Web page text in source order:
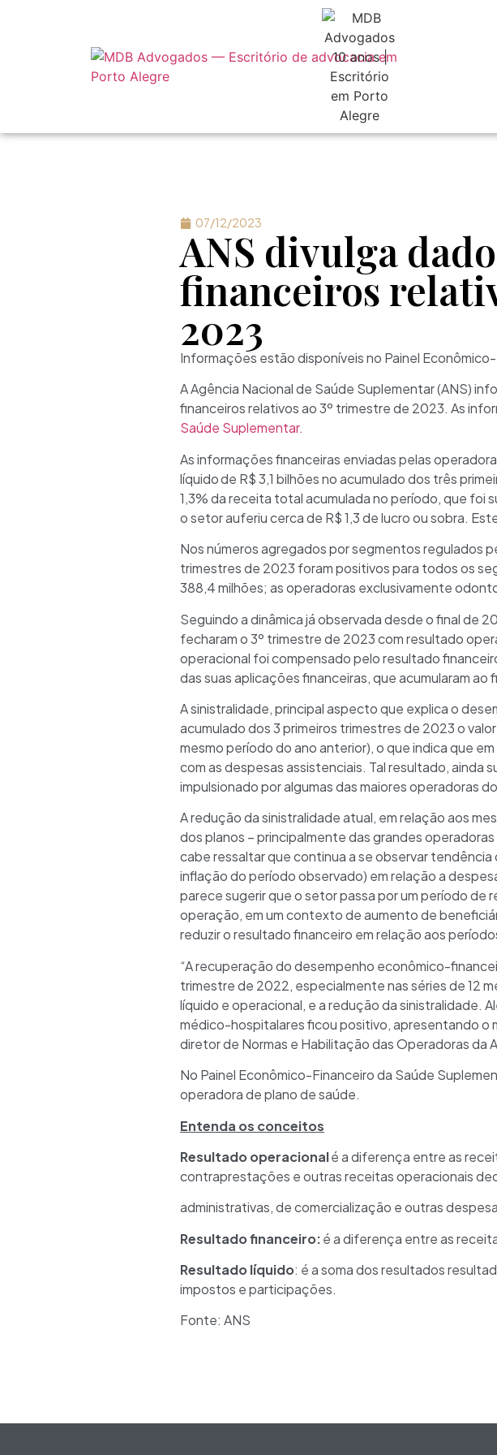
07/12/2023
ANS divulga
financeiros
2023
Informações estão disponíveis no Painel
A Agência Nacional de Saúde Suplementar (ANS)
financeiros relativos ao 3º trimestre de 2023. As
Saúde Suplementar.
As informações financeiras enviadas pelas
líquidode R$ 3,1 bilhões no acumulado dos três
1,3% da receita total acumulada no período, que foi
o setor auferiu cerca de R$ 1,3 de lucro ou sobra.
Nos números agregados por segmentos regulados
trimestres de 2023 foram positivos para todos os
388,4 milhões; as operadoras exclusivamente
Seguindo a dinâmica já observada desde o final de
fecharam o 3º trimestre de 2023 com resultado
operacional foi compensado pelo resultado
das suas aplicações financeiras, que acumularam ao
A sinistralidade, principal aspecto que explica o
acumulado dos 3 primeiros trimestres de 2023 o
mesmo período do ano anterior), o que indica que
com as despesas assistenciais. Tal resultado,
impulsionado por algumas das maiores operadoras
A redução da sinistralidade atual, em relação aos
dos planos – principalmente das grandes
cabe ressaltar que continua a se observar
inflação do período observado) em relação a
parece sugerir que o setor passa por um período de
operação, em um contexto de aumento de
reduzir o resultado financeiro em relação aos
“A recuperação do desempenho econômico-
trimestre de 2022, especialmente nas séries de 12
líquido e operacional, e a redução da sinistralidade.
médico-hospitalares ficou positivo, apresentando o
diretor de Normas e Habilitação das Operadoras da
No Painel Econômico-Financeiro da Saúde
operadora de plano de saúde.
Entenda os conceitos
Resultado operacionalé a diferença entre as
contraprestações e outras receitas operacionais
administrativas, de comercialização e outras
Resultado financeiro:é a diferença entre as
Resultado líquido: é a soma dos resultados
impostos e participações.
Fonte: ANS